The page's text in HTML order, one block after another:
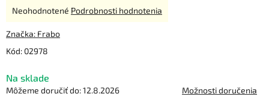
Kód: 02978
Na sklade
Môžeme doručiť do:12.8.2026 Možnosti doručenia
Priemerné
produktu
0,0
5
hviezdičiek.
Neohodnotené Podrobnosti hodnotenia
Značka: Frabo